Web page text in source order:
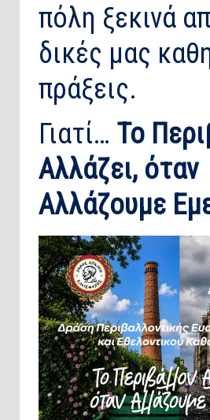
πόλη ξεκινά
δικές μας
πράξεις.
Γιατί… Το
Αλλάζει, όταν
Αλλάζουμε